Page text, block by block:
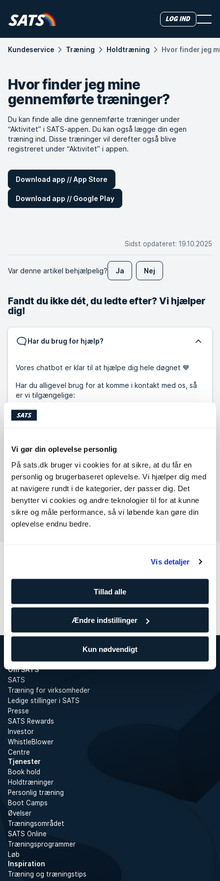
Vi gør din oplevelse personlig
På sats.dk bruger vi cookies for at sikre, at du får en
personlig og brugerbaseret oplevelse. Vi hjælper dig med
at navigere rundt i de kategorier, der passer dig. Det
benytter vi cookies og andre teknologier til for at kunne
sikre og måle performance, så vi løbende kan gøre din
oplevelse endnu bedre.
Vis detaljer
Tillad alle
Ændre indstillinger
Kun nødvendigt
Log ind
Kundeservice Træning Holdtræning Hvor finder jeg
Hvor finder jeg mine
gennemførte træninger?
Du kan finde alle dine gennemførte træninger under
“Aktivitet” i SATS-appen. Du kan også lægge din egen
træning ind. Disse træninger vil derefter også blive
registreret under “Aktivitet” i appen.
Download app // App Store
Download app // Google Play
Sidst opdateret: 19.10.2025
Var denne artikel behjælpelig? Ja Nej
Fandt du ikke dét, du ledte efter? Vi hjælper
dig!
Har du brug for hjælp?
Vores chatbot er klar til at hjælpe dig hele døgnet 💙
Har du alligevel brug for at komme i kontakt med os, så
er vi tilgængelige:
Chat:
Telefon: ☀️Sommerlukket fra d. 29.06 til og med d. 07.08
Tal med os
Send os en besked
Medlemskab Betaling
Centerinformation
Om SATS
SATS
Træning for virksomheder
Ledige stillinger i SATS
Presse
SATS Rewards
Investor
WhistleBlower
Centre
Tjenester
Book hold
Holdtræninger
Personlig træning
Boot Camps
Øvelser
Træningsområdet
SATS Online
Træningsprogrammer
Løb
Inspiration
Træning og træningstips